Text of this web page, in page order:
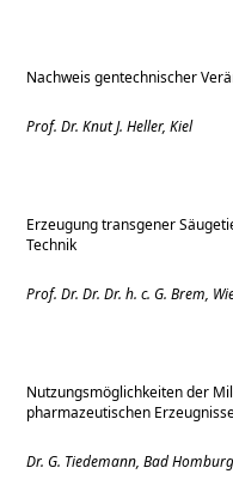
Nachweis gentechnischer
Prof. Dr. Knut J. Heller, Kiel
Erzeugung transgener
Technik
Prof. Dr. Dr. Dr. h. c. G. Brem,
Nutzungsmöglichkeiten der
pharmazeutischen
Dr. G. Tiedemann, Bad Homburg